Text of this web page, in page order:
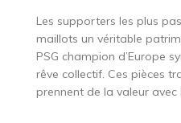
Les supporters les plus
maillots un véritable
PSG champion d’Europe
rêve collectif. Ces pièces
prennent de la valeur avec